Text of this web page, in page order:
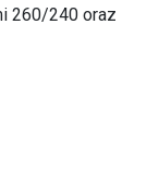
260/240 oraz